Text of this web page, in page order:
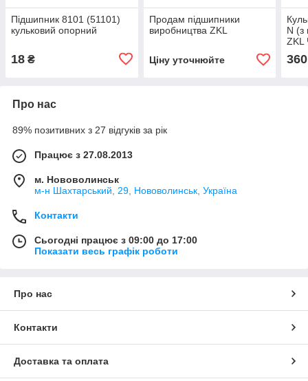
Підшипник 8101 (51101)
кульковий опорний
18 ₴
Продам підшипники
виробництва ZKL
Ціну уточнюйте
N (з
ZKL
360
Про нас
89% позитивних з 27 відгуків за рік
Працює з 27.08.2013
м. Нововолинськ
м-н Шахтарський, 29, Нововолинськ, Україна
Контакти
Сьогодні працює з 09:00 до 17:00
Показати весь графік роботи
Про нас
Контакти
Доставка та оплата